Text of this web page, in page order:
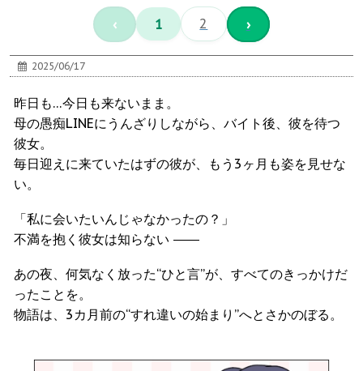
‹ 1 2 ›
2025/06/17
昨日も…今日も来ないまま。
母の愚痴LINEにうんざりしながら、バイト後、彼を待つ
彼女。
毎日迎えに来ていたはずの彼が、もう3ヶ月も姿を見せな
い。
「私に会いたいんじゃなかったの？」
不満を抱く彼女は知らない ――
あの夜、何気なく放った“ひと言”が、すべてのきっかけだ
ったことを。
物語は、3カ月前の“すれ違いの始まり”へとさかのぼる。